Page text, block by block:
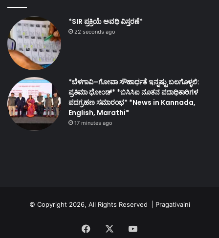
*SIR ಪ್ರಕ್ರಿಯೆ ಅವಧಿ ವಿಸ್ತರಣೆ*
22 seconds ago
*ಬೆಳಗಾವಿ–ಗೋವಾ ಸೌಹಾರ್ಧತೆ ಇನ್ನಷ್ಟು ಬಲಗೊಳ್ಳಲಿ:
ಪ್ರತಿಮಾ ಧೋಂಡ್* *ಬಿಸಿಸಿಐ ನೂತನ ಪದಾಧಿಕಾರಿಗಳ
ಪದಗ್ರಹಣ ಸಮಾರಂಭ* *News in Kannada,
English, Marathi*
17 minutes ago
© Copyright 2026, All Rights Reserved | Pragativaini
Facebook